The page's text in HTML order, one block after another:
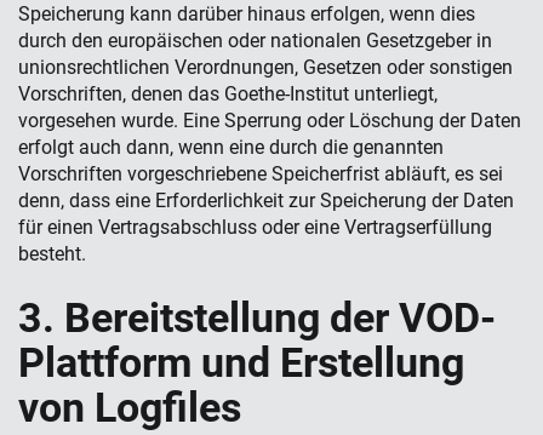
Speicherung kann darüber hinaus erfolgen, wenn dies
durch den europäischen oder nationalen Gesetzgeber in
unionsrechtlichen Verordnungen, Gesetzen oder sonstigen
Vorschriften, denen das Goethe-Institut unterliegt,
vorgesehen wurde. Eine Sperrung oder Löschung der Daten
erfolgt auch dann, wenn eine durch die genannten
Vorschriften vorgeschriebene Speicherfrist abläuft, es sei
denn, dass eine Erforderlichkeit zur Speicherung der Daten
für einen Vertragsabschluss oder eine Vertragserfüllung
besteht.
3. Bereitstellung der VOD-
Plattform und Erstellung
von Logfiles